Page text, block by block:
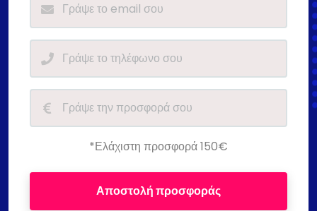
*Ελάχιστη προσφορά 150€
Αποστολή προσφοράς